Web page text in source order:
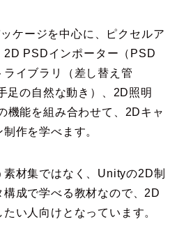
ケージを中心に、ピクセルア
2D PSDインポーター（PSD
イブラリ（差し替え管
足の自然な動き）、2D照明
機能を組み合わせて、2Dキャ
作を学べます。
材集ではなく、Unityの2D制
成で学べる教材なので、2D
い人向けとなっています。